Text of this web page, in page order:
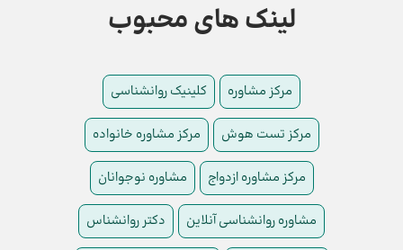
لینک های محبوب
مرکز مشاوره کلینیک روانشناسی
مرکز تست هوش مرکز مشاوره خانواده
مرکز مشاوره ازدواج مشاوره نوجوانان
مشاوره روانشناسی آنلاین دکتر روانشناس